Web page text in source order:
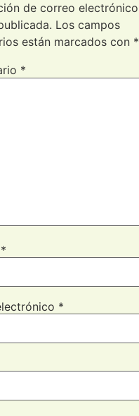
de correo electrónico
Los campos
están marcados con *
*
*
*